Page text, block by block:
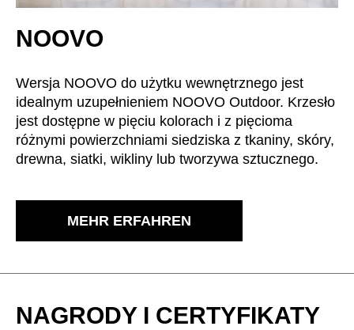
NOOVO
Wersja NOOVO do użytku wewnętrznego jest
idealnym uzupełnieniem NOOVO Outdoor. Krzesło
jest dostępne w pięciu kolorach i z pięcioma
różnymi powierzchniami siedziska z tkaniny, skóry,
drewna, siatki, wikliny lub tworzywa sztucznego.
MEHR ERFAHREN
NAGRODY I CERTYFIKATY